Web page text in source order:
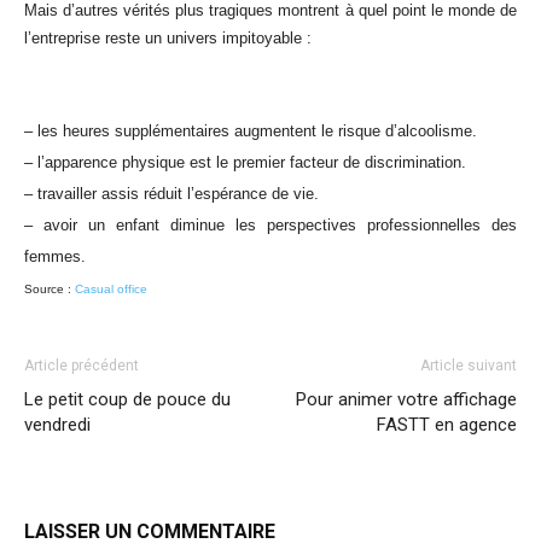
Mais d’autres vérités plus tragiques montrent à quel point le monde de
l’entreprise reste un univers impitoyable :
– les heures supplémentaires augmentent le risque d’alcoolisme.
– l’apparence physique est le premier facteur de discrimination.
– travailler assis réduit l’espérance de vie.
– avoir un enfant diminue les perspectives professionnelles des
femmes.
Source : Casual office
Article précédent
Le petit coup de pouce du
vendredi
Article suivant
Pour animer votre affichage
FASTT en agence
LAISSER UN COMMENTAIRE